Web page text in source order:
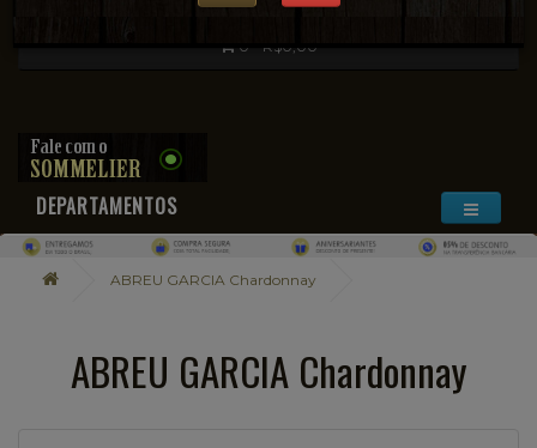
0 - R$0,00
DEPARTAMENTOS
ABREU GARCIA Chardonnay
ABREU GARCIA Chardonnay